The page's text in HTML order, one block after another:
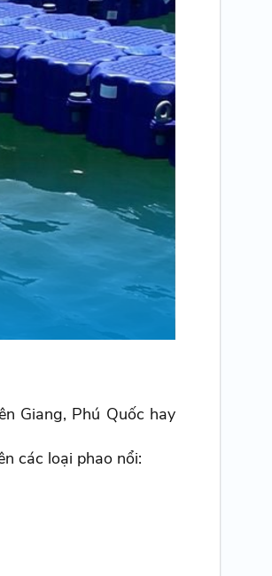
Giang, Phú Quốc hay
các loại phao nổi: